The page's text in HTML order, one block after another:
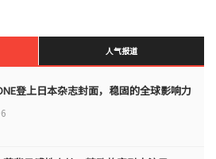
人气报道
登上日本杂志封面，稳固的全球影响力